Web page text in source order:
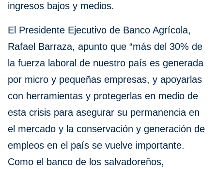
ingresos bajos y medios.
El Presidente Ejecutivo de Banco Agrícola,
Rafael Barraza, apunto que “más del 30% de
la fuerza laboral de nuestro país es generada
por micro y pequeñas empresas, y apoyarlas
con herramientas y protegerlas en medio de
esta crisis para asegurar su permanencia en
el mercado y la conservación y generación de
empleos en el país se vuelve importante.
Como el banco de los salvadoreños,